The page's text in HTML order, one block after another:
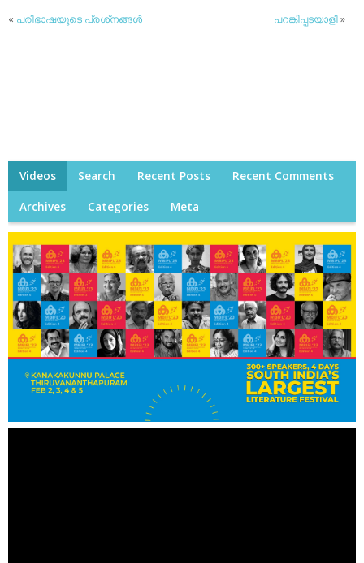
« പരിഭാഷയുടെ പ്രശ്‌നങ്ങള്‍ പറങ്കിപ്പടയാളി»
Videos Search Recent Posts Recent Comments
Archives Categories Meta